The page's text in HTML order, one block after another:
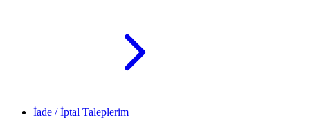
İade / İptal Taleplerim